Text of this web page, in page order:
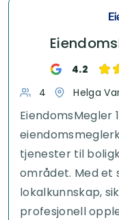
4.2
EiendomsMegler
tjenester til
området. Med et
lokalkunnskap,
profesjonell
4 Helga